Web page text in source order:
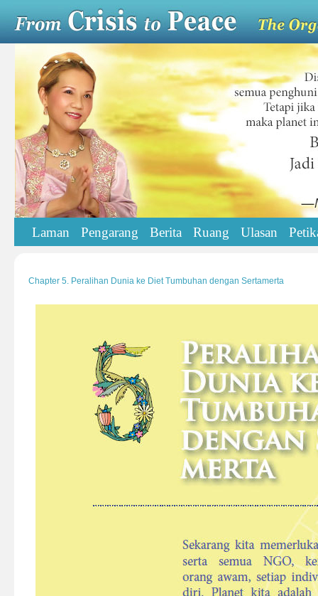
Laman Pengarang Berita Ruang Ulasan
Chapter 5. Peralihan Dunia ke Diet Tumbuhan dengan Sertamerta